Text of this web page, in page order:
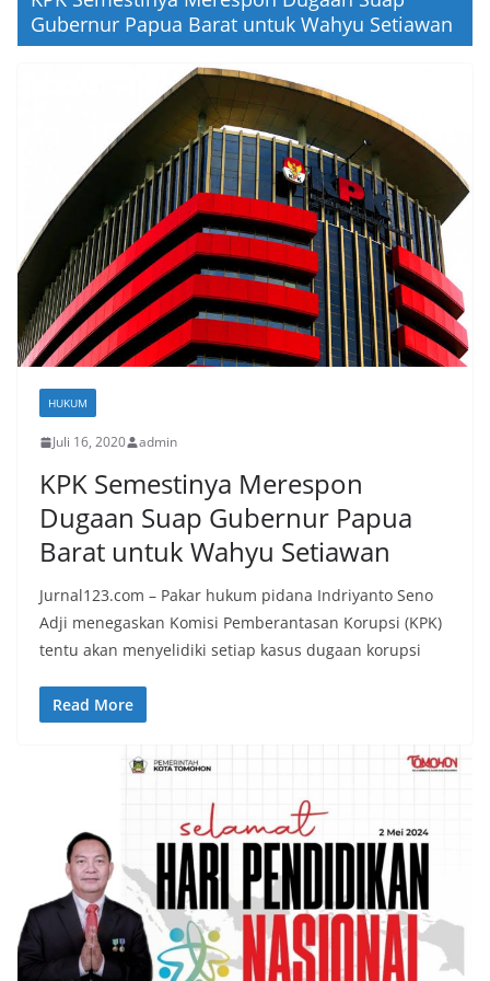
Gubernur Papua Barat untuk Wahyu Setiawan
HUKUM
Juli 16, 2020 admin
KPK Semestinya Merespon
Dugaan Suap Gubernur Papua
Barat untuk Wahyu Setiawan
Jurnal123.com – Pakar hukum pidana Indriyanto Seno
Adji menegaskan Komisi Pemberantasan Korupsi (KPK)
tentu akan menyelidiki setiap kasus dugaan korupsi
Read More